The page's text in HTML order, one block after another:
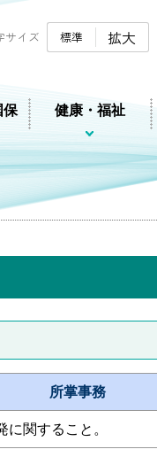
サイズ 標準 拡大
保 健康・福祉
所掌事務
に関すること。